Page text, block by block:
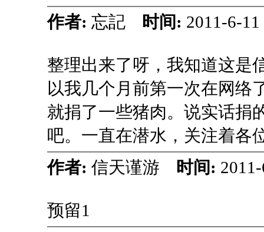
作者: 忘記 时间: 2011-6-
整理出来了呀，我知道这是
以我几个月前第一次在网络
就捐了一些猪肉。说实话捐
吧。一直在潜水，关注着各
作者: 信天谨游 时间:
预留1